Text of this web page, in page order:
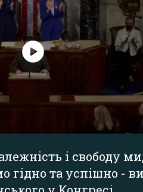
і свободу
гідно та успішно -